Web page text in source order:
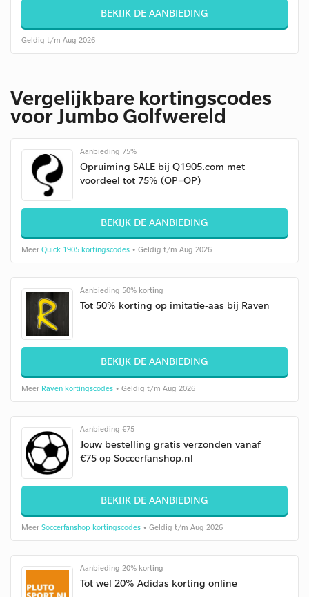
BEKIJK DE AANBIEDING
Geldig t/m Aug 2026
Vergelijkbare kortingscodes
voor Jumbo Golfwereld
Aanbieding 75%
Opruiming SALE bij Q1905.com met
voordeel tot 75% (OP=OP)
BEKIJK DE AANBIEDING
Meer Quick 1905 kortingscodes • Geldig t/m Aug 2026
Aanbieding 50% korting
Tot 50% korting op imitatie-aas bij Raven
BEKIJK DE AANBIEDING
Meer Raven kortingscodes • Geldig t/m Aug 2026
Aanbieding €75
Jouw bestelling gratis verzonden vanaf
€75 op Soccerfanshop.nl
BEKIJK DE AANBIEDING
Meer Soccerfanshop kortingscodes • Geldig t/m Aug 2026
Aanbieding 20% korting
Tot wel 20% Adidas korting online